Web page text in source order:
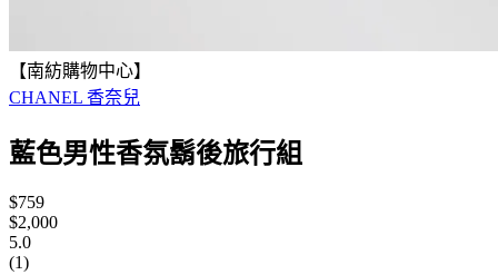
【南紡購物中心】
CHANEL 香奈兒
藍色男性香氛鬍後旅行組
$759
$2,000
5.0
(1)